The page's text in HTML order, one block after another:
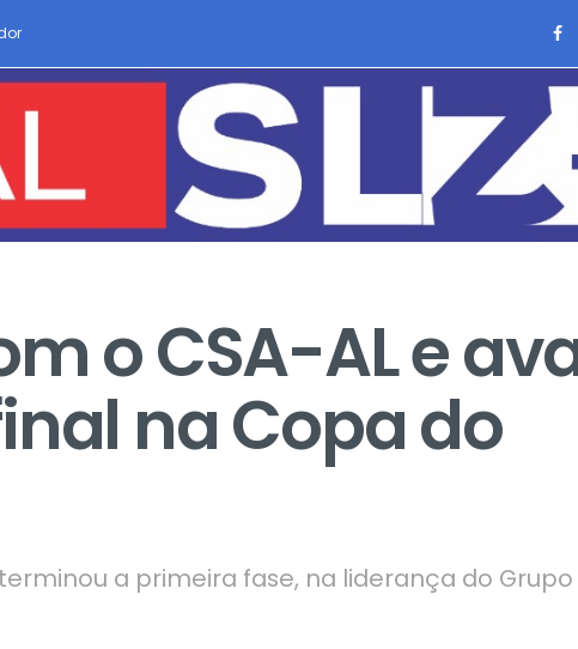
o CSA-AL e
na Copa do
a primeira fase, na liderança do Grupo